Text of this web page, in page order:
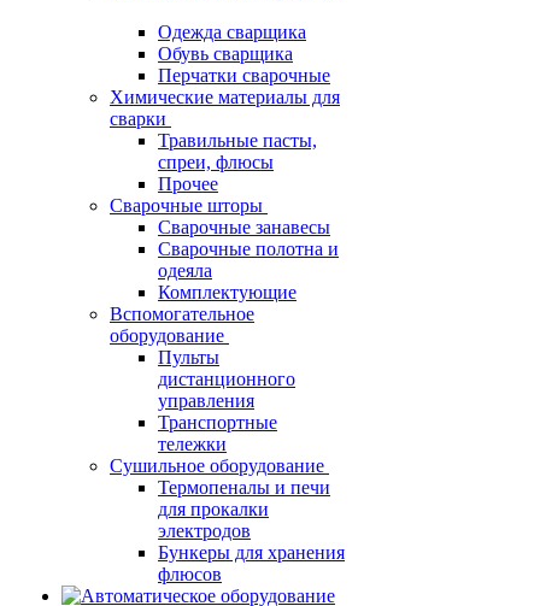
Одежда сварщика
Обувь сварщика
Перчатки сварочные
Химические материалы для
сварки
Травильные пасты,
спреи, флюсы
Прочее
Сварочные шторы
Сварочные занавесы
Сварочные полотна и
одеяла
Комплектующие
Вспомогательное
оборудование
Пульты
дистанционного
управления
Транспортные
тележки
Сушильное оборудование
Термопеналы и печи
для прокалки
электродов
Бункеры для хранения
флюсов